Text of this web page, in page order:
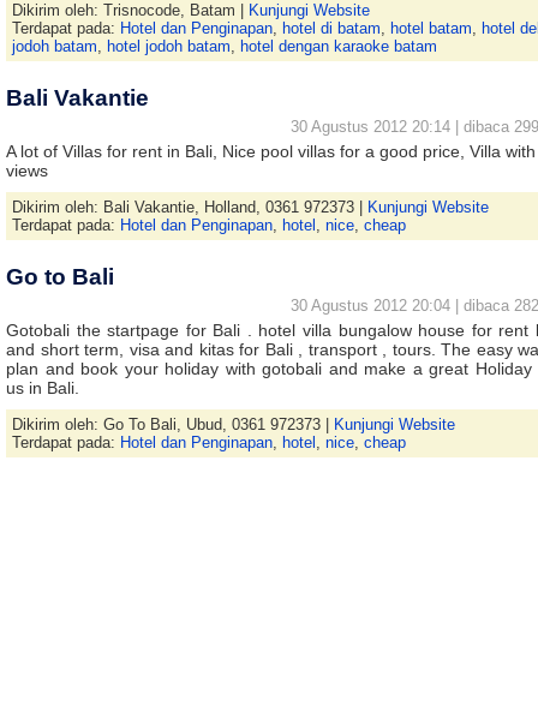
Dikirim oleh: Trisnocode, Batam |
Kunjungi Website
Terdapat pada: Hotel dan Penginapan, hotel di batam, hotel batam, hotel
jodoh batam, hotel jodoh batam, hotel dengan karaoke batam
Bali Vakantie
30 Agustus 2012 20:14 | dibaca
A lot of Villas for rent in Bali, Nice pool villas for a good price, Villa
views
Dikirim oleh: Bali Vakantie, Holland, 0361 972373 |
Kunjungi Website
Terdapat pada: Hotel dan Penginapan, hotel , nice, cheap
Go to Bali
30 Agustus 2012 20:04 | dibaca
Gotobali the startpage for Bali . hotel villa bungalow house for rent
and short term, visa and kitas for Bali , transport , tours. The easy
plan and book your holiday with gotobali and make a great Holiday
us in Bali.
Dikirim oleh: Go To Bali, Ubud, 0361 972373 |
Kunjungi Website
Terdapat pada: Hotel dan Penginapan, hotel , nice, cheap